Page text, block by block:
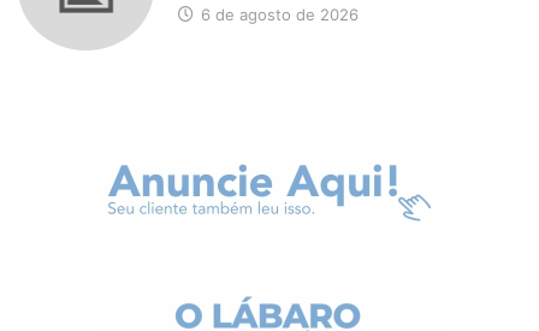
6 de agosto de 2026